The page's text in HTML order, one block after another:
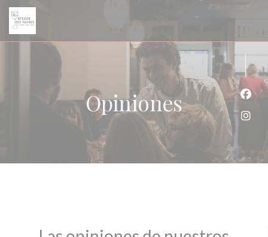
Personalización de sus opciones de cookies
Opiniones